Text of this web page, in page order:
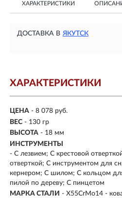
ХАРАКТЕРИСТИКИ
ДОСТАВКА В ЯКУТСК
ХАРАКТЕРИСТИКИ
ЦЕНА - 8 078 руб.
ВЕС - 130 гр
ВЫСОТА - 18 мм
ИНСТРУМЕНТЫ
- С лезвием; С крестовой
отверткой; С инструментом для
кернером; С шилом; С кольцом
пилой по дереву; С пинцетом
МАРКА СТАЛИ - X55CrMo14 -